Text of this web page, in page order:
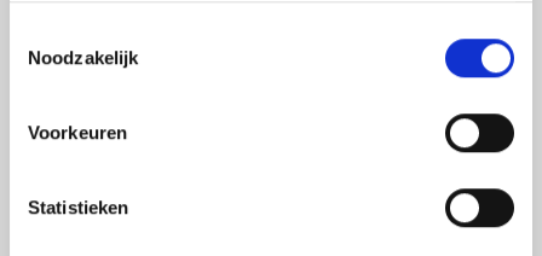
Noodzakelijk
Voorkeuren
Statistieken